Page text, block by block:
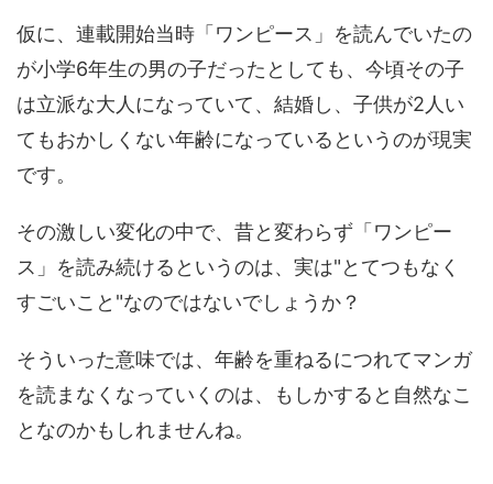
仮に、連載開始当時「ワンピース」を読んでいたの
が小学6年生の男の子だったとしても、今頃その子
は立派な大人になっていて、結婚し、子供が2人い
てもおかしくない年齢になっているというのが現実
です。
その激しい変化の中で、昔と変わらず「ワンピー
ス」を読み続けるというのは、実は"とてつもなく
すごいこと"なのではないでしょうか？
そういった意味では、年齢を重ねるにつれてマンガ
を読まなくなっていくのは、もしかすると自然なこ
となのかもしれませんね。